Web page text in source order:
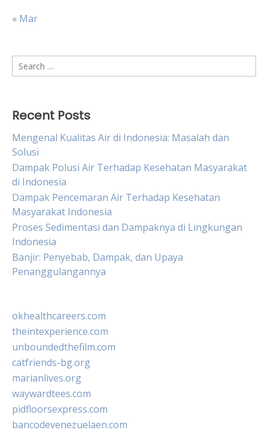
« Mar
Search
for:
Recent Posts
Mengenal Kualitas Air di Indonesia: Masalah dan
Solusi
Dampak Polusi Air Terhadap Kesehatan Masyarakat
di Indonesia
Dampak Pencemaran Air Terhadap Kesehatan
Masyarakat Indonesia
Proses Sedimentasi dan Dampaknya di Lingkungan
Indonesia
Banjir: Penyebab, Dampak, dan Upaya
Penanggulangannya
okhealthcareers.com
theintexperience.com
unboundedthefilm.com
catfriends-bg.org
marianlives.org
waywardtees.com
pidfloorsexpress.com
bancodevenezuelaen.com